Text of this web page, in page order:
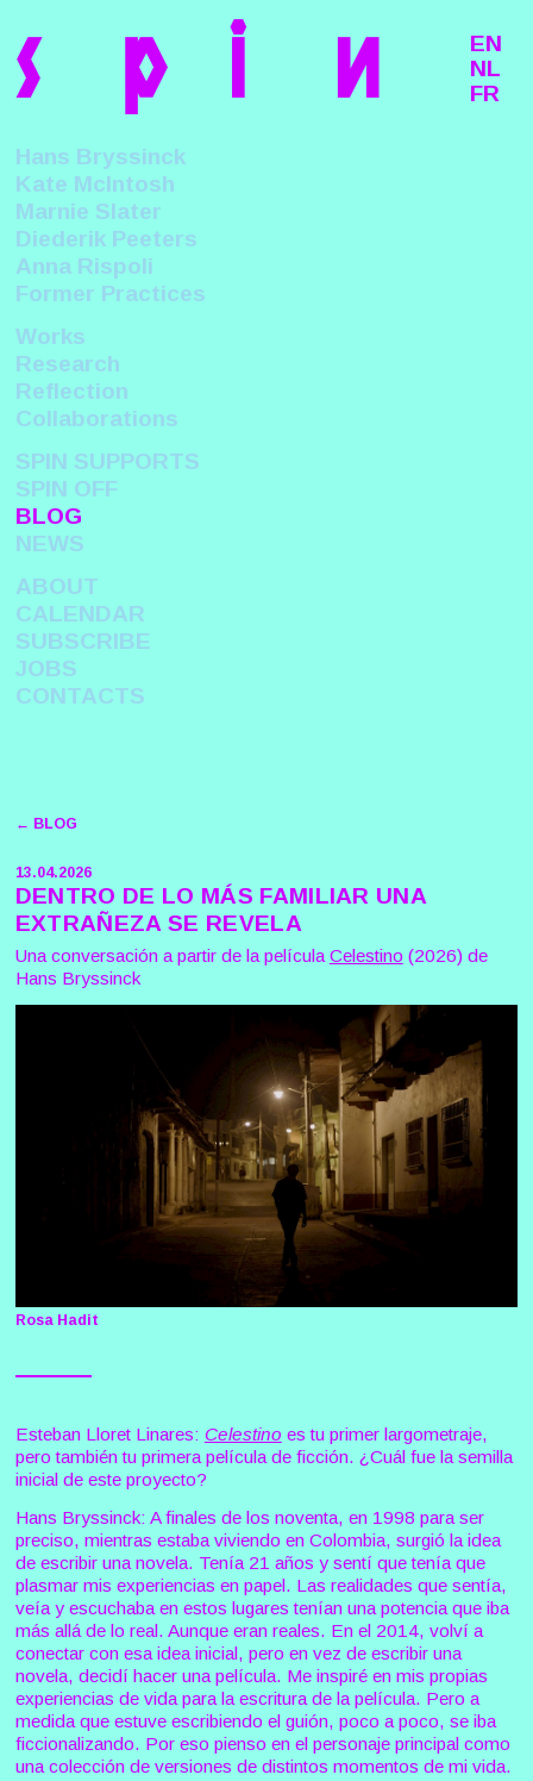
s p i n
Hans Bryssinck
Kate McIntosh
Marnie Slater
Diederik Peeters
Anna Rispoli
Former Practices
Works
Research
Reflection
Collaborations
SPIN SUPPORTS
SPIN OFF
BLOG
NEWS
ABOUT
CALENDAR
SUBSCRIBE
JOBS
CONTACTS
EN
NL
FR
← BLOG
13.04.2026
DENTRO DE LO MÁS FAMILIAR UNA
EXTRAÑEZA SE REVELA
Una conversación a partir de la película Celestino (2026) de
Hans Bryssinck
Rosa Hadit
Esteban Lloret Linares: Celestino es tu primer largometraje,
pero también tu primera película de ficción. ¿Cuál fue la semilla
inicial de este proyecto?
Hans Bryssinck: A finales de los noventa, en 1998 para ser
preciso, mientras estaba viviendo en Colombia, surgió la idea
de escribir una novela. Tenía 21 años y sentí que tenía que
plasmar mis experiencias en papel. Las realidades que sentía,
veía y escuchaba en estos lugares tenían una potencia que iba
más allá de lo real. Aunque eran reales. En el 2014, volví a
conectar con esa idea inicial, pero en vez de escribir una
novela, decidí hacer una película. Me inspiré en mis propias
experiencias de vida para la escritura de la película. Pero a
medida que estuve escribiendo el guión, poco a poco, se iba
ficcionalizando. Por eso pienso en el personaje principal como
una colección de versiones de distintos momentos de mi vida.